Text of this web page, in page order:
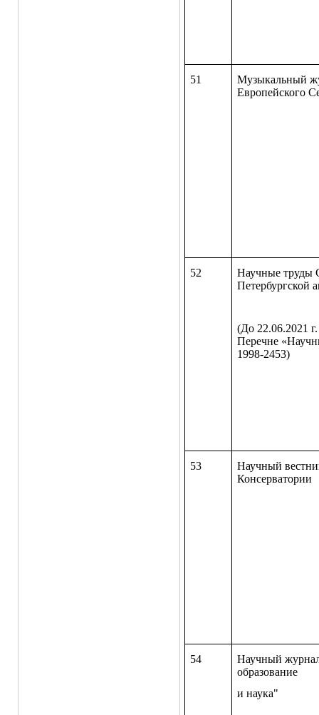
51
Музыкальный
Европейского
52
Научные труды
Петербургской
(До 22.06.2021
Перечне
1998-2453)
53
Научный
Консерватории
54
Научный
образование
и наука"